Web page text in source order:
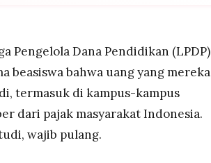
sanksi pengembalian dana serta
total Rp2 miliar sudah dikembalikan oleh 4
dalam proses pemeriksaan LPDP atas
kasus-kasus yang sebelumnya ramai
Pengelola Dana Pendidikan (LPDP)
beasiswa bahwa uang yang mereka
termasuk di kampus-kampus
dari pajak masyarakat Indonesia.
wajib pulang.